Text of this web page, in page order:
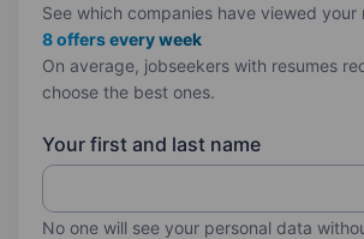
See which companies have viewed your
8 offers every week
On average, jobseekers with resumes
choose the best ones.
Your first and last name
No one will see your personal data